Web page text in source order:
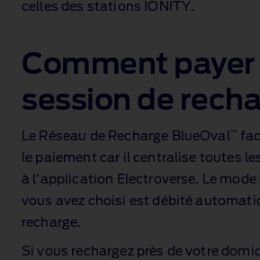
celles des stations IONITY.
Comment payer
session de
Le Réseau de Recharge BlueOval™
le paiement car il centralise toutes
à l’application Electroverse. Le
vous avez choisi est débité
recharge.
Si vous rechargez près de votre